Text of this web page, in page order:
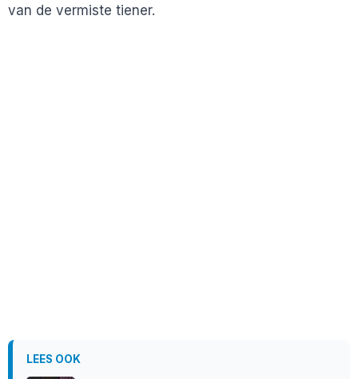
van de vermiste tiener.
LEES OOK